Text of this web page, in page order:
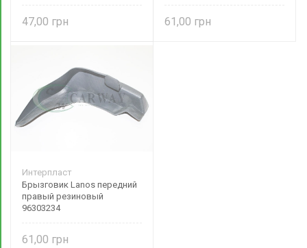
47,00 61,00
Интерпласт
Брызговик Lanos передний
правый резиновый
96303234
61,00